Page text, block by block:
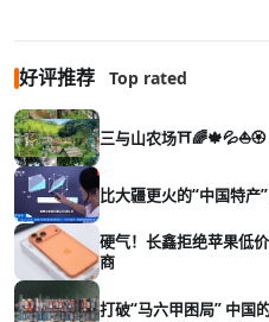
好评推荐 Top rated
三与山农场⛩️🌈🍁💦⛵🏵️
比大疆更火的“中国特产
硬气！长鑫拒绝苹果低
商
打破“马六甲困局” 中国